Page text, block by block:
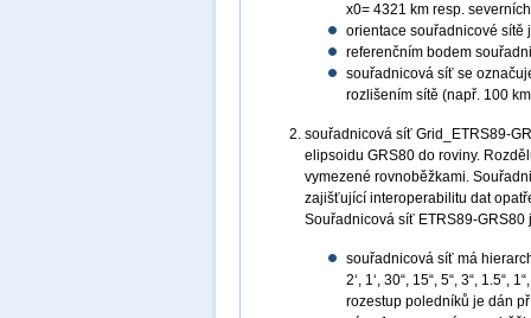
x0= 4321 km resp.
orientace souřadnicové sítě
referenčním bodem
souřadnicová síť se
rozlišením sítě (např. 100
souřadnicová síť Grid_ETRS89-
elipsoidu GRS80 do roviny.
vymezené rovnoběžkami.
zajišťující interoperabilitu dat
Souřadnicová síť ETRS89-
souřadnicová síť má
2‘, 1‘, 30“, 15“, 5“, 3“, 1.5“,
rozestup poledníků je dán